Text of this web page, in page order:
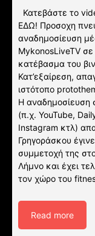
Κατεβάστε το
ΕΔΩ! Προσοχη
αναδημοσίευση
MykonosLiveTV
κατέβασμα του
Κατ’εξαίρεση,
ιστότοπο
Η αναδημοσίευση
(π.χ. YouTube,
Instagram κτλ)
Γρηγοράσκου
συμμετοχή της
Λήμνο και έχει
τον χώρο του
Read more